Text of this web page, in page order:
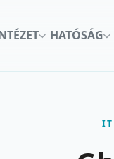
HATÓSÁG
IT